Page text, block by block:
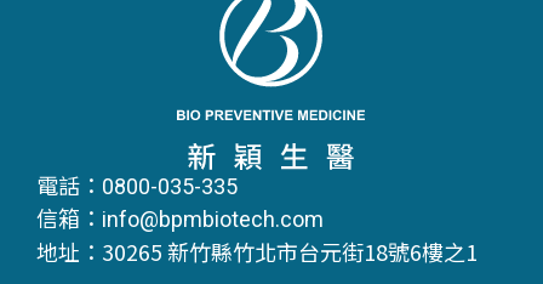
電話：0800-035-335
信箱：info@bpmbiotech.com
地址：30265 新竹縣竹北市台元街18號6樓之1